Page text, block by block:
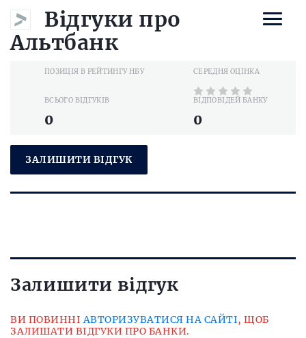
Відгуки про
Альтбанк
ПОЗИЦІЯ В РЕЙТИНГУ НБУ СЕРЕДНЯ ОЦІНКА
ВСЬОГО ВІДГУКІВ
0
ВІДПОВІДЕЙ БАНКУ
0
ЗАЛИШИТИ ВІДГУК
Залишити відгук
ВИ ПОВИННІАВТОРИЗУВАТИСЯ НА САЙТІ, ЩОБ
ЗАЛИШАТИ ВІДГУКИ ПРО БАНКИ.